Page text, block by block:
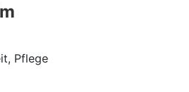
Pflege